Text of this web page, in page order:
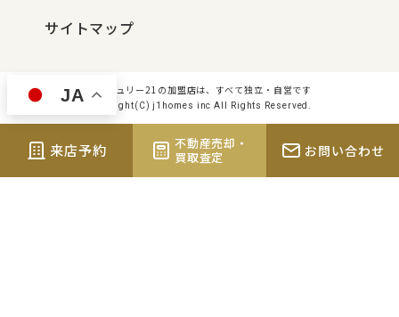
サイトマップ
センチュリー21の加盟店は、すべて独立・自営です
Copyright(C) j1homes inc All Rights Reserved.
来店予約
不動産売却・
買取査定
お問い合わせ
JA